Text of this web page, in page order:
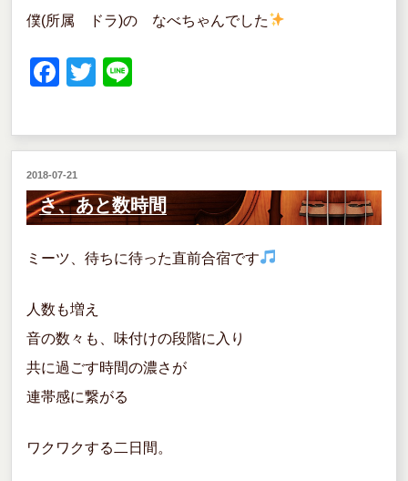
僕(所属 ドラ)の なべちゃんでした
F
c
e
b
o
o
k
T
tt
er
e
投
稿
日:
2018-07-21
さ、あと数時間
ミーツ、待ちに待った直前合宿です
人数も増え
音の数々も、味付けの段階に入り
共に過ごす時間の濃さが
連帯感に繋がる
ワクワクする二日間。